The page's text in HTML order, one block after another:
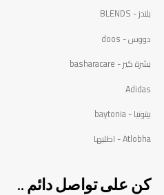
بلندز - BLENDS
دووس - doos
بشرة كير - basharacare
Adidas
بيتونيا - baytonia
Atlobha - اطلبها
كن على تواصل دائم ..